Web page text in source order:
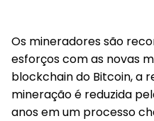
Os mineradores são
esforços com as novas
blockchain do Bitcoin, a
mineração é reduzida
anos em um processo